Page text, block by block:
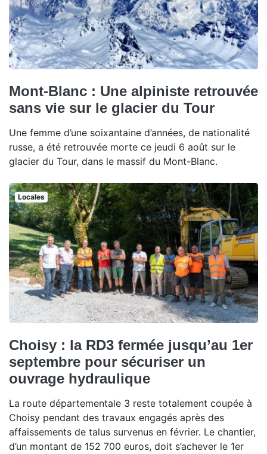
Mont-Blanc : Une alpiniste retrouvée
sans vie sur le glacier du Tour
Une femme d’une soixantaine d’années, de nationalité
russe, a été retrouvée morte ce jeudi 6 août sur le
glacier du Tour, dans le massif du Mont-Blanc.
Locales
Choisy : la RD3 fermée jusqu’au 1er
septembre pour sécuriser un
ouvrage hydraulique
La route départementale 3 reste totalement coupée à
Choisy pendant des travaux engagés après des
affaissements de talus survenus en février. Le chantier,
d’un montant de 152 700 euros, doit s’achever le 1er